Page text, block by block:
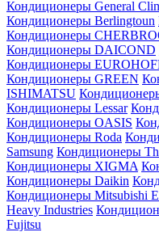
Кондиционеры General
Кондиционеры Berlingtoun
Кондиционеры
Кондиционеры DAICOND
Кондиционеры
Кондиционеры GREEN
ISHIMATSU
Кондиционеры Lessar
Кондиционеры OASIS
Кондиционеры Roda
Samsung Кондиционеры
Кондиционеры XIGMA
Кондиционеры Daikin
Кондиционеры Mitsubishi
Heavy Industries
Fujitsu